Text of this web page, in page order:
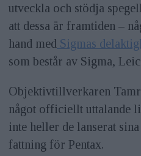
utveckla och stödja
att dessa är framtiden –
hand med Sigmas
som består av Sigma,
Objektivtillverkaren
något officiellt uttalande
inte heller de lanserat
fattning för Pentax.